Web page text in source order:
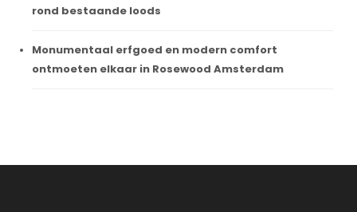
rond bestaande loods
Monumentaal erfgoed en modern comfort
ontmoeten elkaar in Rosewood Amsterdam